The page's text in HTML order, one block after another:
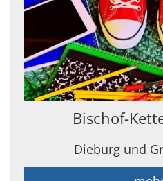
Bischof-
Dieburg und